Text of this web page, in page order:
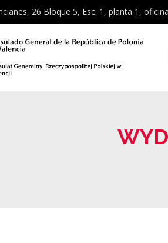
26 Bloque 5, Esc. 1, planta 1,